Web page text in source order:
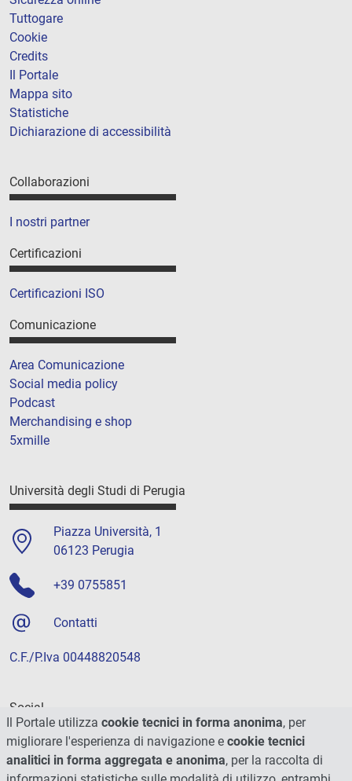
Tuttogare
Cookie
Credits
Il Portale
Mappa sito
Statistiche
Dichiarazione di accessibilità
Collaborazioni
I nostri partner
Certificazioni
Certificazioni ISO
Comunicazione
Area Comunicazione
Social media policy
Podcast
Merchandising e shop
5xmille
Università degli Studi di Perugia
Piazza Università, 1
06123 Perugia
+39 0755851
Contatti
C.F./P.Iva 00448820548
Social
Il Portale utilizza cookie tecnici in forma anonima, per
migliorare l'esperienza di navigazione e cookie tecnici
analitici in forma aggregata e anonima, per la raccolta di